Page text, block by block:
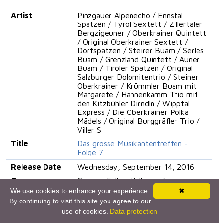
Artist
Pinzgauer Alpenecho / Ennstal
Spatzen / Tyrol Sextett / Zillertaler
Bergzigeuner / Oberkrainer Quintett
/ Original Oberkrainer Sextett /
Dorfspatzen / Steirer Buam / Serles
Buam / Grenzland Quintett / Auner
Buam / Tiroler Spatzen / Original
Salzburger Dolomitentrio / Steiner
Oberkrainer / Krümmler Buam mit
Margarete / Hahnenkamm Trio mit
den Kitzbühler Dirndln / Wipptal
Express / Die Oberkrainer Polka
Mädels / Original Burggräfler Trio /
Viller S
Title
Das grosse Musikantentreffen -
Folge 7
Release Date
Wednesday, September 14, 2016
Genre
German Folk > Volksmusik >
Volksmusik
Country
AUSTRIA
✖
We use cookies to enhance your experience.
By continuing to visit this site you agree to our
use of cookies. Data protection